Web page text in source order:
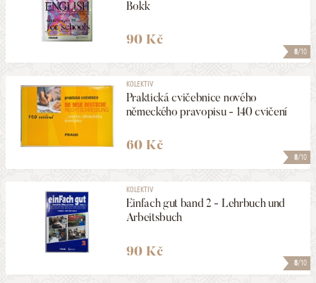
8/10
Bokk
90 Kč
8/10
KOLEKTIV
Praktická cvičebnice nového
německého pravopisu - 140 cvičení
60 Kč
8/10
KOLEKTIV
Einfach gut band 2 - Lehrbuch und
Arbeitsbuch
90 Kč